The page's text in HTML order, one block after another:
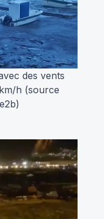
des vents
h (source